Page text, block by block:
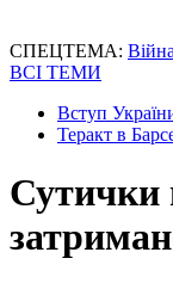
СПЕЦТЕМА:
ВСІ ТЕМИ
Вступ
Теракт в
Сутички